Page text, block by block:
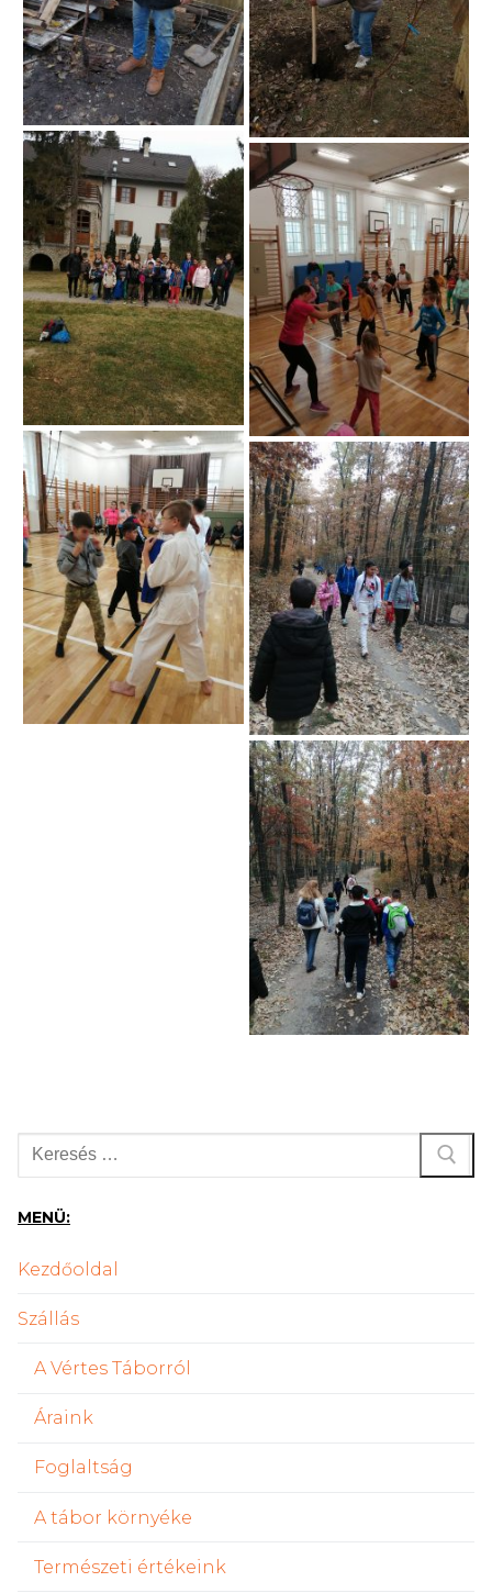
Keresése:
MENÜ:
Kezdőoldal
Szállás
A Vértes Táborról
Áraink
Foglaltság
A tábor környéke
Természeti értékeink